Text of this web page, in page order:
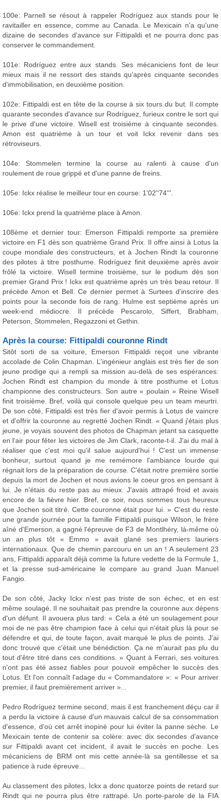
100e: Parnell se résout à rappeler Rodríguez aux stands pour le
ravitailler en essence, comme au Canada. Le Mexicain n'a qu'une
dizaine de secondes d'avance sur Fittipaldi et ne pourra donc pas
conserver le commandement.
101e: Rodríguez entre aux stands. Ses mécaniciens font de leur
mieux mais il ne ressort des stands qu'après cinquante secondes
d'immobilisation, en deuxième position.
102e: Fittipaldi est en tête de la course à six tours du but. Il compte
quarante secondes d'avance sur Rodríguez, furieux contre le sort qui
le prive d'une victoire. Wisell est troisième à cinquante secondes.
Amon est quatrième à un tour et voit Ickx revenir dans ses
rétroviseurs.
104e: Stommelen termine la course au ralenti à cause d'un
roulement de roue grippé et d'une panne de freins.
105e: Ickx réalise le meilleur tour en course: 1'02''74'''.
106e: Ickx prend la quatrième place à Amon.
108ème et dernier tour: Emerson Fittipaldi remporte sa première
victoire en F1 dès son quatrième Grand Prix. Il offre ainsi à Lotus la
coupe mondiale des constructeurs, et à Jochen Rindt la couronne
des pilotes à titre posthume. Rodríguez finit deuxième après avoir
frôlé la victoire. Wisell termine troisième, sur le podium dès son
premier Grand Prix ! Ickx est quatrième après un très beau retour. Il
précède Amon et Bell. Ce dernier permet à Surtees d'inscrire des
points pour la seconde fois de rang. Hulme est septième après un
week-end médiocre. Il précède Pescarolo, Siffert, Brabham,
Peterson, Stommelen, Regazzoni et Gethin.
Après la course: Fittipaldi couronne Rindt
Sitôt sorti de sa voiture, Emerson Fittipaldi reçoit une vibrante
accolade de Colin Chapman. L'ingénieur anglais est très fier de son
jeune prodige qui a rempli sa mission au-delà de ses espérances:
Jochen Rindt est champion du monde à titre posthume et Lotus
championne des constructeurs. Son autre « poulain » Reine Wisell
finit troisième. Bref, voilà qui console quelque peu un team meurtri.
De son côté, Fittipaldi est très fier d'avoir permis à Lotus de vaincre
et d'offrir la couronne au regretté Jochen Rindt. « Quand j'étais plus
jeune, je voyais souvent des photos de Chapman jetant sa casquette
en l'air pour fêter les victoires de Jim Clark, raconte-t-il. J'ai du mal à
réaliser que c'est moi qu'il salue aujourd'hui ! C'est un immense
bonheur, surtout quand je me remémore l'ambiance lourde qui
régnait lors de la préparation de course. C'était notre première sortie
depuis la mort de Jochen et nous avions le coeur gros en pensant à
lui. Je n'étais du reste pas au mieux. J'avais attrapé froid et avais
encore de la fièvre hier. Bref, ce soir, nous sommes tous heureux
que Jochen soit titré. Cette couronne était pour lui. » C'est du reste
une grande journée pour la famille Fittipaldi puisque Wilson, le frère
aîné d'Emerson, a gagné l'épreuve de F3 de Montlhéry, là-même où
un an plus tôt « Emmo » avait glané ses premiers lauriers
internationaux. Que de chemin parcouru en un an ! A seulement 23
ans, Fittipaldi apparaît déjà comme la future vedette de la Formule 1,
et la presse sud-américaine le compare au grand Juan Manuel
Fangio.
De son côté, Jacky Ickx n'est pas triste de son échec, et en est
même soulagé. Il ne souhaitait pas prendre la couronne aux dépens
d'un défunt. Il avouera plus tard: « Cela a été un soulagement pour
moi de ne pas être champion face à celui qui n'était plus là pour se
défendre et qui, de toute façon, avait marqué le plus de points. J'ai
donc trouvé que c'était une bénédiction. Ça ne m'aurait pas plu du
tout d'être titré dans ces conditions. » Quant à Ferrari, ses voitures
n'ont pas été assez fiables pour pouvoir empêcher le succès des
Lotus. Et l'on connaît l'adage du « Commandatore »: « Pour arriver
premier, il faut premièrement arriver »...
Pedro Rodríguez termine second, mais il est franchement déçu car il
a perdu la victoire à cause d'un mauvais calcul de sa consommation
d'essence, d'où cet arrêt inopiné pour lui éviter la panne sèche. Le
Mexicain tente de contenir sa colère: avec dix secondes d'avance
sur Fittipaldi avant cet incident, il avait le succès en poche. Les
mécaniciens de BRM ont mis cette année-là sa gentillesse et sa
patience à rude épreuve...
Au classement des pilotes, Ickx a donc quatorze points de retard sur
Rindt qui ne pourra plus être rattrapé. Un porte-parole de la FIA